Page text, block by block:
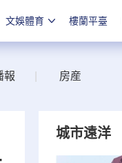
文娛體育 樓蘭平臺
報 房産
城市遠洋